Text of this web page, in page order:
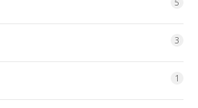
5
3
1